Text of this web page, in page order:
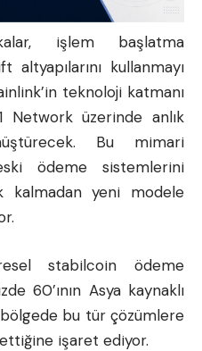
işlem başlatma
kullanmayı
teknoloji katmanı
Network üzerinde anlık
Bu mimari
ödeme sistemlerini
kalmadan yeni modele
stabilcoin ödeme
60’ının Asya kaynaklı
bu tür çözümlere
işaret ediyor.